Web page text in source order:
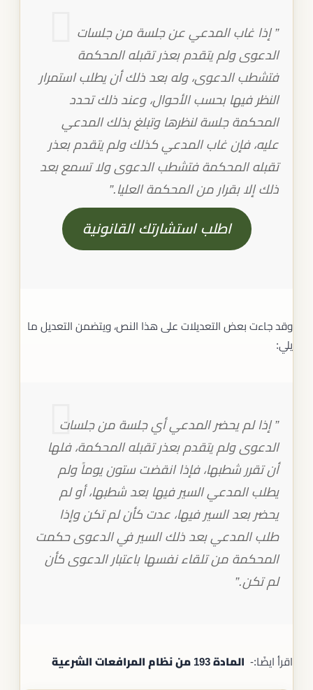
” إذا غاب المدعي عن جلسة من جلسات
الدعوى ولم يتقدم بعذر تقبله المحكمة
فتشطب الدعوى، وله بعد ذلك أن يطلب استمرار
النظر فيها بحسب الأحوال، وعند ذلك تحدد
المحكمة جلسة لنظرها وتبلغ بذلك المدعي
عليه، فإن غاب المدعي كذلك ولم يتقدم بعذر
تقبله المحكمة فتشطب الدعوى ولا تسمع بعد
ذلك إلا بقرار من المحكمة العليا.”
اطلب استشارتك القانونية
وقد جاءت بعض التعديلات على هذا النص، ويتضمن التعديل ما
يلي:
” إذا لم يحضر المدعي أي جلسة من جلسات
الدعوى ولم يتقدم بعذر تقبله المحكمة، فلها
أن تقرر شطبها، فإذا انقضت ستون يوماً ولم
يطلب المدعي السير فيها بعد شطبها، أو لم
يحضر بعد السير فيها، عدت كأن لم تكن وإذا
طلب المدعي بعد ذلك السير في الدعوى حكمت
المحكمة من تلقاء نفسها باعتبار الدعوى كأن
لم تكن.”
اقرأ ايضًا:- المادة 193 من نظام المرافعات الشرعية